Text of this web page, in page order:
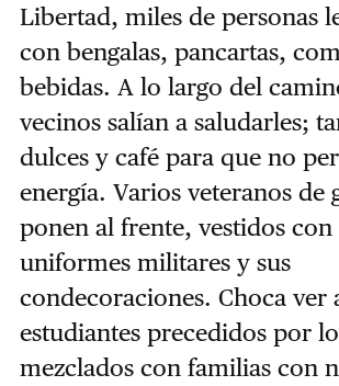
Libertad, miles de personas
con bengalas, pancartas,
bebidas. A lo largo del
vecinos salían a saludarles;
dulces y café para que no
energía. Varios veteranos de
ponen al frente, vestidos con
uniformes militares y sus
condecoraciones. Choca ver
estudiantes precedidos por
mezclados con familias con